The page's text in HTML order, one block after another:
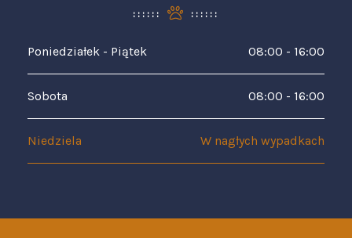
Poniedziałek - Piątek 08:00 - 16:00
Sobota 08:00 - 16:00
Niedziela W nagłych wypadkach